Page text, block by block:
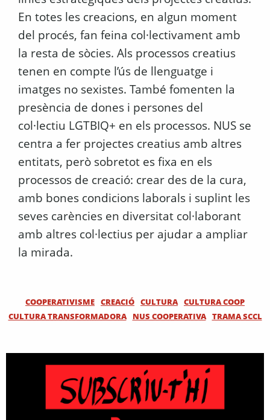
En totes les creacions, en algun moment
del procés, fan feina col·lectivament amb
la resta de sòcies. Als processos creatius
tenen en compte l’ús de llenguatge i
imatges no sexistes. També fomenten la
presència de dones i persones del
col·lectiu LGTBIQ+ en els processos. NUS se
centra a fer projectes creatius amb altres
entitats, però sobretot es fixa en els
processos de creació: crear des de la cura,
amb bones condicions laborals i suplint les
seves carències en diversitat col·laborant
amb altres col·lectius per ajudar a ampliar
la mirada.
COOPERATIVISME CREACIÓ CULTURA CULTURA COOP
CULTURA TRANSFORMADORA
NUS COOPERATIVA TRAMA SCCL